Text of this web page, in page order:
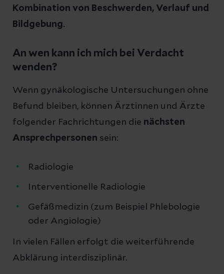
Kombination von Beschwerden, Verlauf und
Bildgebung.
An wen kann ich mich bei Verdacht
wenden?
Wenn gynäkologische Untersuchungen ohne
Befund bleiben, können Ärztinnen und Ärzte
folgender Fachrichtungen die nächsten
Ansprechpersonen sein:
Radiologie
Interventionelle Radiologie
Gefäßmedizin (zum Beispiel Phlebologie
oder Angiologie)
In vielen Fällen erfolgt die weiterführende
Abklärung interdisziplinär.